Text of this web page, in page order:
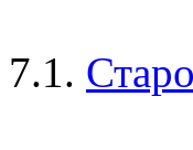
7.1.